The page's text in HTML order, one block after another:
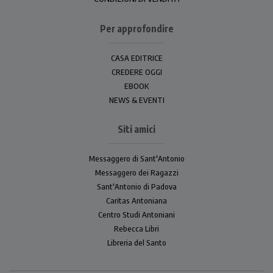
Per approfondire
CASA EDITRICE
CREDERE OGGI
EBOOK
NEWS & EVENTI
Siti amici
Messaggero di Sant'Antonio
Messaggero dei Ragazzi
Sant'Antonio di Padova
Caritas Antoniana
Centro Studi Antoniani
Rebecca Libri
Libreria del Santo